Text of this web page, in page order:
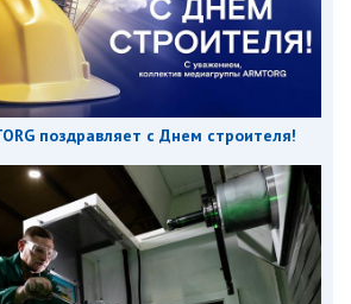
поздравляет с Днем строителя!